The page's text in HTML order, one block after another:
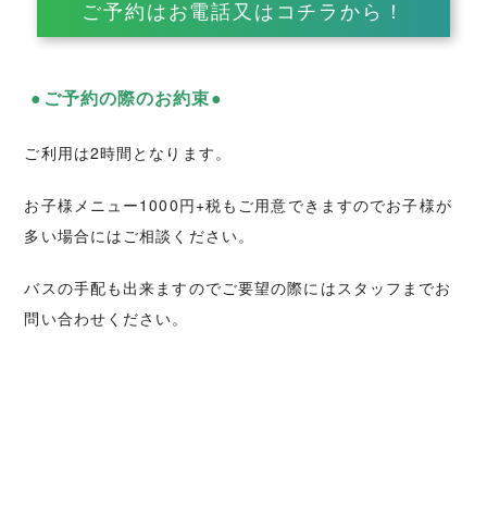
ご予約はお電話又はコチラから！
●ご予約の際のお約束●
ご利用は2時間となります。
お子様メニュー1000円+税もご用意できますのでお子様が
多い場合にはご相談ください。
バスの手配も出来ますのでご要望の際にはスタッフまでお
問い合わせください。